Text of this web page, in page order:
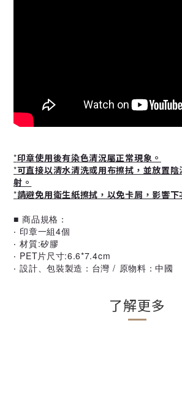
*印章使用後有染色清況屬正常現象。
*可直接以清水清洗或用布擦拭，並放置
射。
*請避免用衛生紙擦拭，以免卡屑，影響下
■ 商品規格：
‧ 印章一組4個
‧ 材質:矽膠
‧ PET片尺寸:6.6*7.4cm
‧ 設計、包裝製造：台灣 / 原物料：中國
了解更多